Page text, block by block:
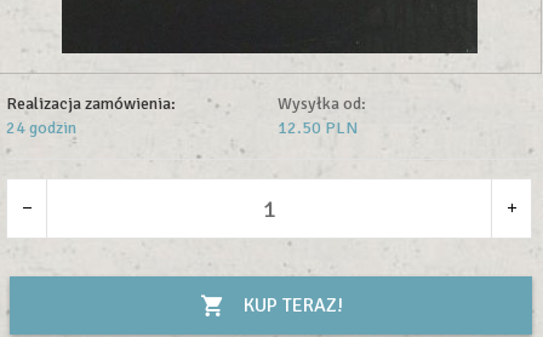
Realizacja zamówienia:
24 godzin
Wysyłka od:
12.50 PLN
KUP TERAZ!